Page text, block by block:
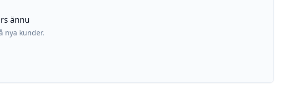
ännu
nya kunder.